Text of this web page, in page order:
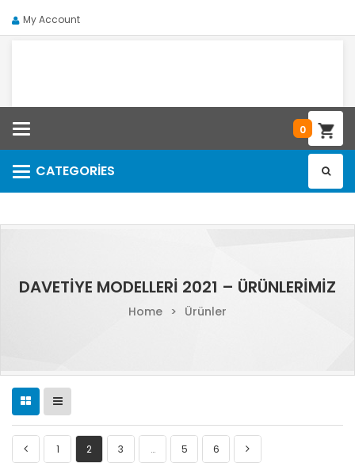
My Account
0
CATEGORIES
Categories
DAVETIYE MODELLERI 2021 – ÜRÜNLERIMIZ
Home > Ürünler
1 2 3 … 5 6